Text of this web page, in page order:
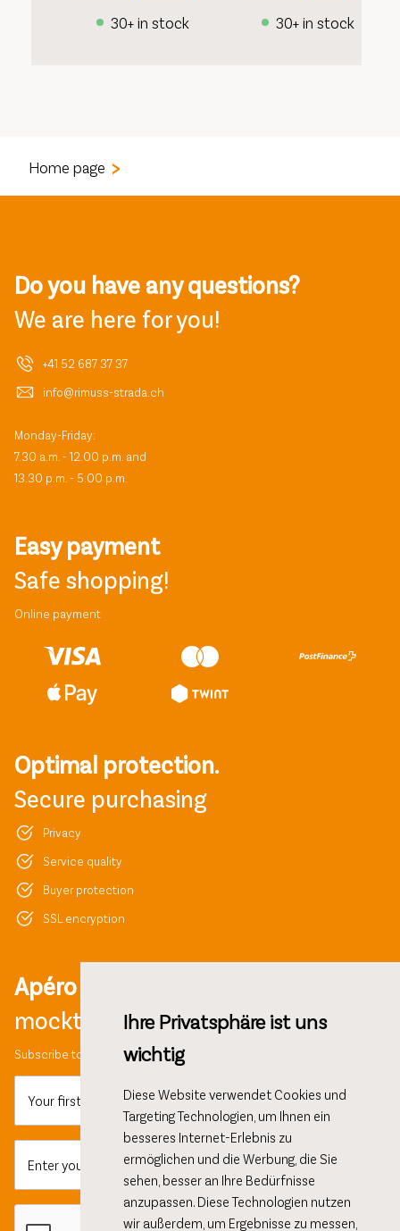
Ihre Privatsphäre ist uns
wichtig
Diese Website verwendet Cookies und
Targeting Technologien, um Ihnen ein
besseres Internet-Erlebnis zu
ermöglichen und die Werbung, die Sie
sehen, besser an Ihre Bedürfnisse
anzupassen. Diese Technologien nutzen
wir außerdem, um Ergebnisse zu messen,
30+ in stock 30+ in stock
Home page
Do you have any questions?
We are here for you!
+41 52 687 37 37
info@rimuss-strada.ch
Monday-Friday:
7.30 a.m. - 12.00 p.m. and
13.30 p.m. - 5.00 p.m.
Easy payment
Safe shopping!
Online payment
Optimal protection.
Secure purchasing
Privacy
Service quality
Buyer protection
SSL encryption
Apéro ideas,
mocktail recipes and more!
Subscribe to our newsletter and get 10% discount on your first order.
Your first name
Enter your email here...